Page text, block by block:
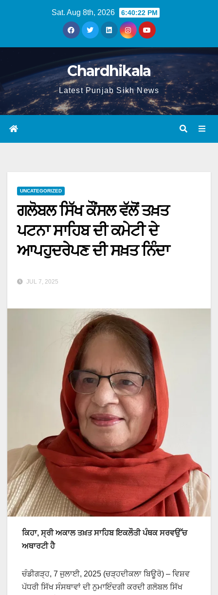
Sat. Aug 8th, 2026 6:40:23 PM
Chardhikala
Latest Punjab Sikh News
UNCATEGORIZED
ਗਲੋਬਲ ਸਿੱਖ ਕੌਂਸਲ ਵੱਲੋਂ ਤਖ਼ਤ
ਪਟਨਾ ਸਾਹਿਬ ਦੀ ਕਮੇਟੀ ਦੇ
ਆਪਹੁਦਰੇਪਣ ਦੀ ਸਖ਼ਤ ਨਿੰਦਾ
JUL 7, 2025
ਕਿਹਾ, ਸ੍ਰੀ ਅਕਾਲ ਤਖ਼ਤ ਸਾਹਿਬ ਇਕਲੌਤੀ ਪੰਥਕ ਸਰਵਉੱਚ
ਅਥਾਰਟੀ ਹੈ
ਚੰਡੀਗੜ੍ਹ, 7 ਜੁਲਾਈ, 2025 (ਚੜ੍ਹਦੀਕਲਾ ਬਿਊਰੋ) – ਵਿਸ਼ਵ
ਪੱਧਰੀ ਸਿੱਖ ਸੰਸਥਾਵਾਂ ਦੀ ਨੁਮਾਇੰਦਗੀ ਕਰਦੀ ਗਲੋਬਲ ਸਿੱਖ